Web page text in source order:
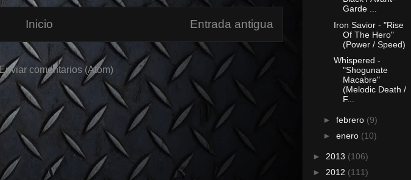
Entrada antigua
Inicio
Enviar comentarios (Atom)
Garde ...
Iron Savior - "Rise
Of The Hero"
(Power / Speed)
Whispered -
"Shogunate
Macabre"
(Melodic Death /
F...
► febrero (9)
► enero (10)
► 2013 (106)
► 2012 (111)